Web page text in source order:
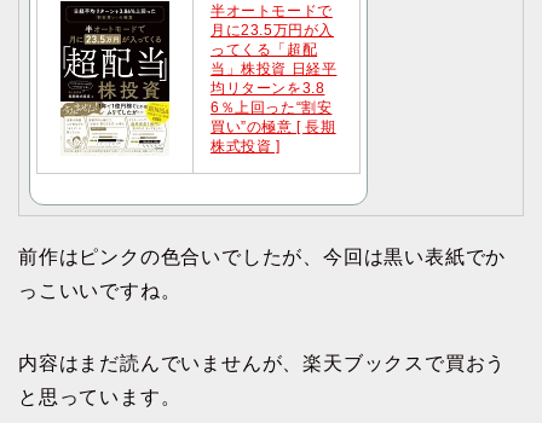
半オートモードで
月に23.5万円が入
ってくる「超配
当」株投資 日経平
均リターンを3.8
6％上回った“割安
買い”の極意 [ 長期
株式投資 ]
前作はピンクの色合いでしたが、今回は黒い表紙でか
っこいいですね。
内容はまだ読んでいませんが、楽天ブックスで買おう
と思っています。